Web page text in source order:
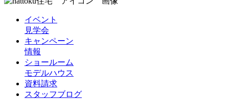
イベント
見学会
キャンペーン
情報
ショールーム
モデルハウス
資料請求
スタッフブログ